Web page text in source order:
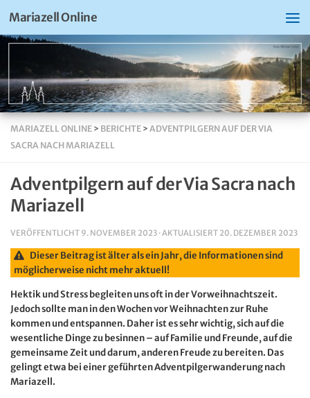
Mariazell Online
MARIAZELL ONLINE > BERICHTE > ADVENTPILGERN AUF DER VIA
SACRA NACH MARIAZELL
Adventpilgern auf der Via Sacra nach
Mariazell
VERÖFFENTLICHT 9. NOVEMBER 2023 · AKTUALISIERT 20. DEZEMBER 2023
Dieser Beitrag ist älter als ein Jahr, die Informationen sind
möglicherweise nicht mehr aktuell!
Hektik und Stress begleiten uns oft in der Vorweihnachtszeit.
Jedoch sollte man in den Wochen vor Weihnachten zur Ruhe
kommen und entspannen. Daher ist es sehr wichtig, sich auf die
wesentliche Dinge zu besinnen – auf Familie und Freunde, auf die
gemeinsame Zeit und darum, anderen Freude zu bereiten. Das
gelingt etwa bei einer geführten Adventpilgerwanderung nach
Mariazell.